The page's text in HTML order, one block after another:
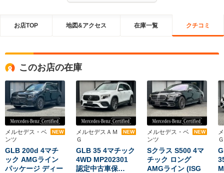
お店TOP 地図&アクセス 在庫一覧 クチコミ
このお店の在庫
メルセデス・ベ
ンツ
NEW
GLB 200d 4マチ
ック AMGライン
パッケージ ディー
メルセデスＡＭ
Ｇ
NEW
GLB 35 4マチック
4WD MP202301
認定中古車保…
メルセデス・ベ
ンツ
NEW
Sクラス S500 4マ
チック ロング
AMGライン (ISG
Ｇ